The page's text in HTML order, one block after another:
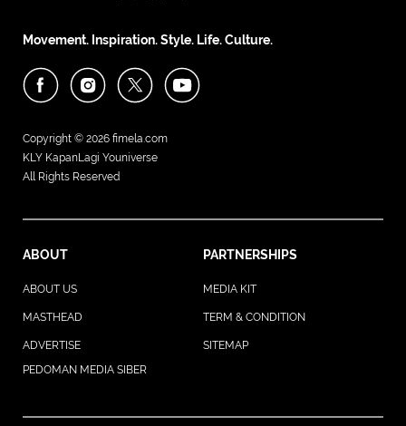
Movement. Inspiration. Style. Life. Culture.
Copyright © 2026 fimela.com
KLY KapanLagi Youniverse
All Rights Reserved
ABOUT PARTNERSHIPS
ABOUT US MEDIA KIT
MASTHEAD TERM & CONDITION
ADVERTISE
SITEMAP
PEDOMAN MEDIA SIBER